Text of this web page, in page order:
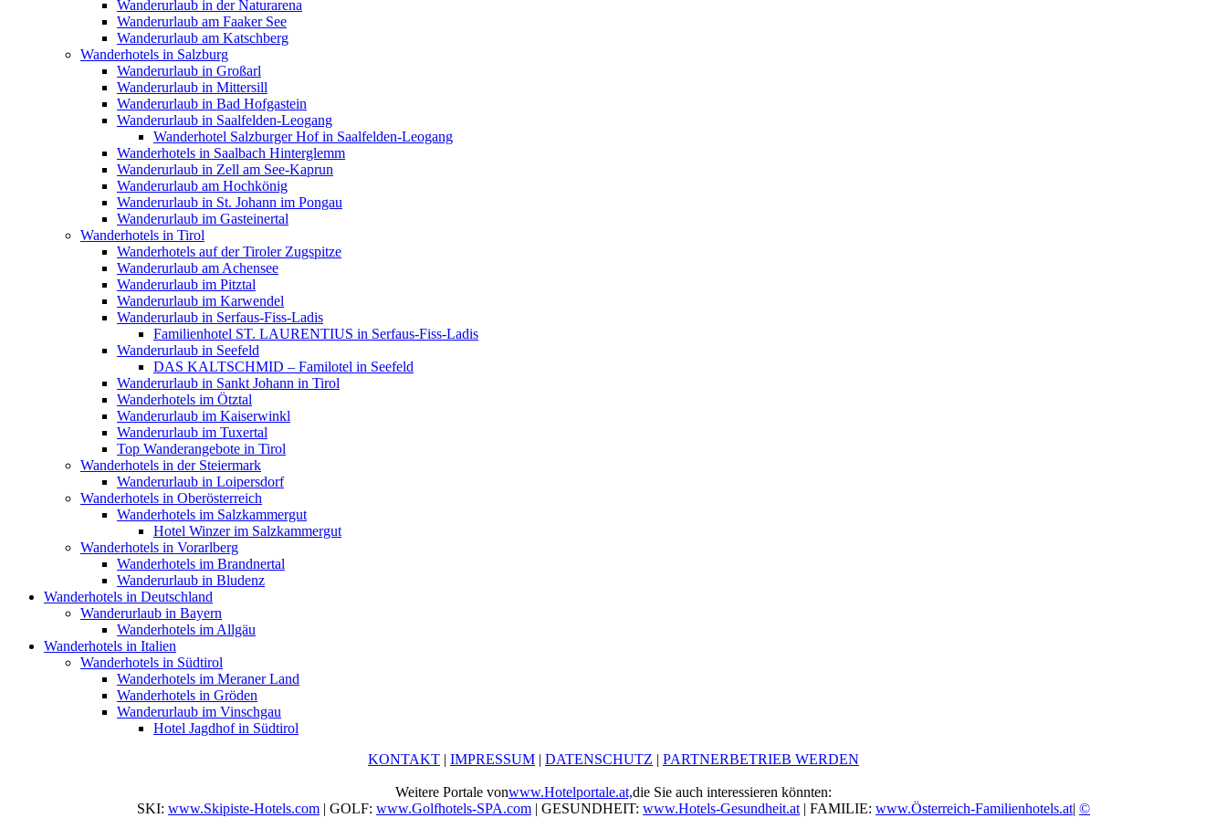
Wanderurlaub in der Naturarena
Wanderurlaub am Faaker See
Wanderurlaub am Katschberg
Wanderhotels in Salzburg
Wanderurlaub in Großarl
Wanderurlaub in Mittersill
Wanderurlaub in Bad Hofgastein
Wanderurlaub in Saalfelden-Leogang
Wanderhotel Salzburger Hof in Saalfelden-Leogang
Wanderhotels in Saalbach Hinterglemm
Wanderurlaub in Zell am See-Kaprun
Wanderurlaub am Hochkönig
Wanderurlaub in St. Johann im Pongau
Wanderurlaub im Gasteinertal
Wanderhotels in Tirol
Wanderhotels auf der Tiroler Zugspitze
Wanderurlaub am Achensee
Wanderurlaub im Pitztal
Wanderurlaub im Karwendel
Wanderurlaub in Serfaus-Fiss-Ladis
Familienhotel ST. LAURENTIUS in Serfaus-Fiss-Ladis
Wanderurlaub in Seefeld
DAS KALTSCHMID – Familotel in Seefeld
Wanderurlaub in Sankt Johann in Tirol
Wanderhotels im Ötztal
Wanderurlaub im Kaiserwinkl
Wanderurlaub im Tuxertal
Top Wanderangebote in Tirol
Wanderhotels in der Steiermark
Wanderurlaub in Loipersdorf
Wanderhotels in Oberösterreich
Wanderhotels im Salzkammergut
Hotel Winzer im Salzkammergut
Wanderhotels in Vorarlberg
Wanderhotels im Brandnertal
Wanderurlaub in Bludenz
Wanderhotels in Deutschland
Wanderurlaub in Bayern
Wanderhotels im Allgäu
Wanderhotels in Italien
Wanderhotels in Südtirol
Wanderhotels im Meraner Land
Wanderhotels in Gröden
Wanderurlaub im Vinschgau
Hotel Jagdhof in Südtirol
KONTAKT | IMPRESSUM | DATENSCHUTZ | PARTNERBETRIEB WERDEN
Weitere Portale vonwww.Hotelportale.at,die Sie auch interessieren könnten:
SKI: www.Skipiste-Hotels.com | GOLF: www.Golfhotels-SPA.com | GESUNDHEIT: www.Hotels-Gesundheit.at | FAMILIE: www.Österreich-Familienhotels.at| ©